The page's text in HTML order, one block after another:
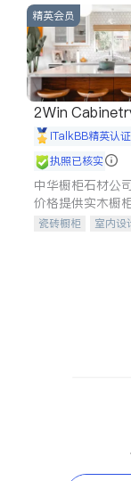
精英会员
2Win
iTalkBB精英认证
执照已核实
中华橱柜石材公
价格提供实木橱
台面，多种优质
瓷砖橱柜
室内设